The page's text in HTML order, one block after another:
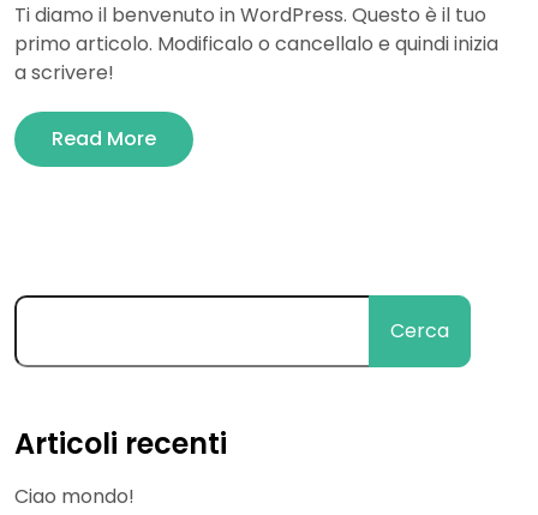
Ti diamo il benvenuto in WordPress. Questo è il tuo
primo articolo. Modificalo o cancellalo e quindi inizia
a scrivere!
Read More
Cerca
Articoli recenti
Ciao mondo!